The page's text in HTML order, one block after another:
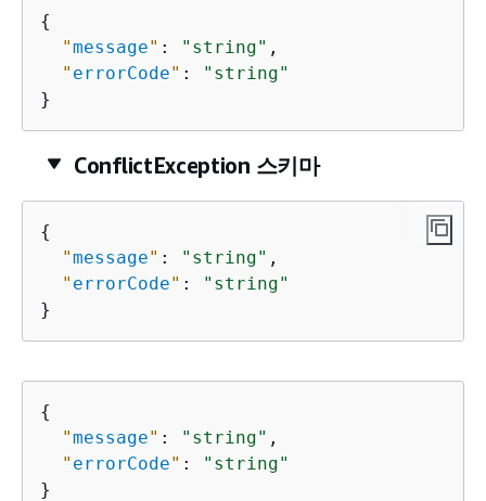
{
"message" : "string" ,
" errorCode" :
"string"
}
ConflictException 스키마
{
"message" : "string" ,
" errorCode" :
"string"
}
{
"message" : "string" ,
" errorCode" :
"string"
}